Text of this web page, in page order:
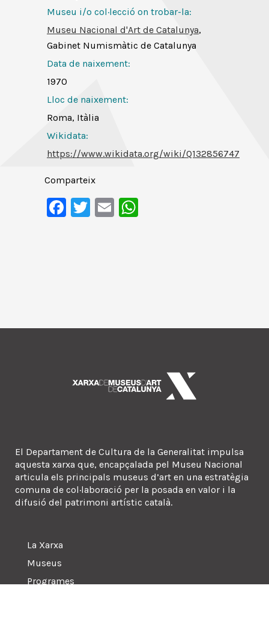
Museu i/o col·lecció on trobar-la:
Museu Nacional d'Art de Catalunya,
Gabinet Numismàtic de Catalunya
Data de naixement:
1970
Lloc de naixement:
Roma, Itàlia
Wikidata:
https://www.wikidata.org/wiki/Q132856747
Comparteix
Facebook
Twitter
Email
El Departament de Cultura de la Generalitat impulsa
aquesta xarxa que, encapçalada pel Museu Nacional
articula els principals museus d’art en una estratègia
comuna de col·laboració per la posada en valor i la
difusió del patrimoni artístic català.
La Xarxa
Museus
Programes